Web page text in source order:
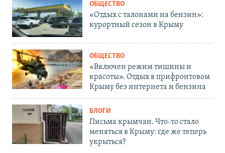
ОБЩЕСТВО
«Отдых с талонами на бензин»:
курортный сезон в Крыму
ОБЩЕСТВО
«Включен режим тишины и
красоты». Отдых в прифронтовом
Крыму без интернета и бензина
БЛОГИ
Письма крымчан. Что-то стало
меняться в Крыму: где же теперь
укрыться?